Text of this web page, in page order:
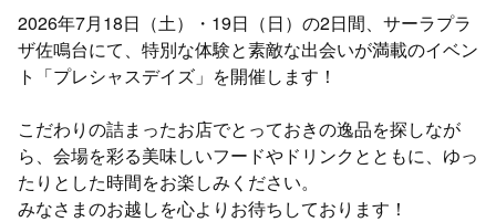
2026年7月18日（土）・19日（日）の2日間、サーラプラ
ザ佐鳴台にて、特別な体験と素敵な出会いが満載のイベン
ト「プレシャスデイズ」を開催します！
こだわりの詰まったお店でとっておきの逸品を探しなが
ら、会場を彩る美味しいフードやドリンクとともに、ゆっ
たりとした時間をお楽しみください。
みなさまのお越しを心よりお待ちしております！